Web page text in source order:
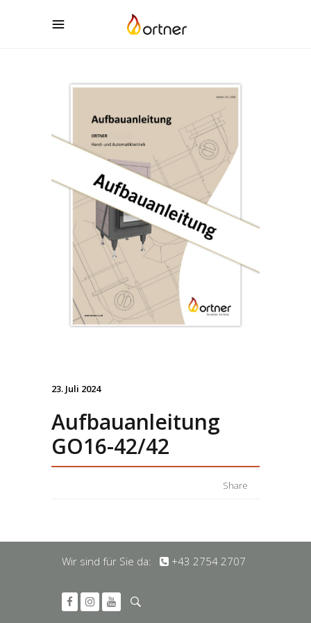
23. Juli 2024
Aufbauanleitung
GO16-42/42
Share
Wir sind für Sie da: +43 2754 2707